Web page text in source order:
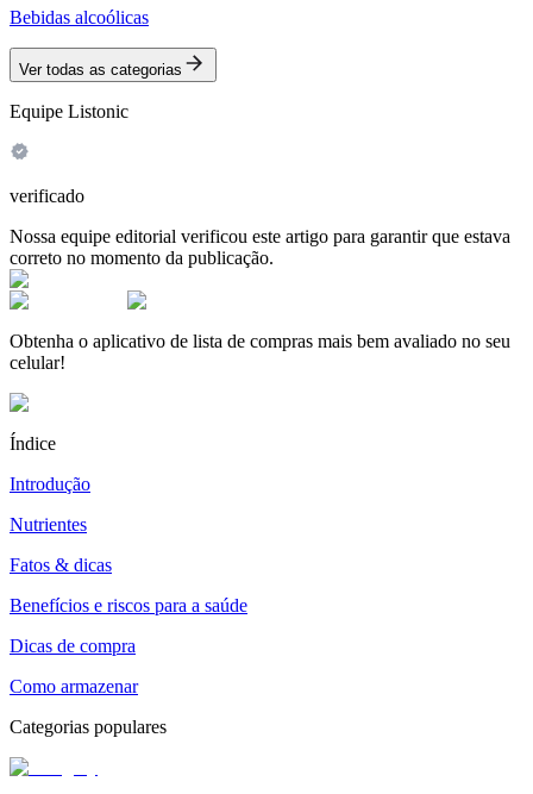
Bebidas alcoólicas
Ver todas as categorias
Equipe Listonic
verificado
Nossa equipe editorial verificou este artigo para garantir que estava
correto no momento da publicação.
Obtenha o aplicativo de lista de compras mais bem avaliado no seu
celular!
Índice
Introdução
Nutrientes
Fatos & dicas
Benefícios e riscos para a saúde
Dicas de compra
Como armazenar
Categorias populares